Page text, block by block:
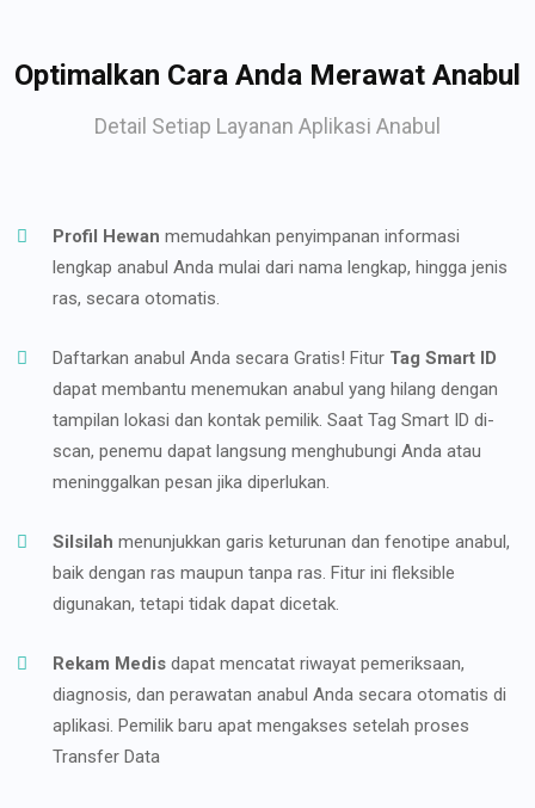
Optimalkan Cara Anda Merawat Anabul
Detail Setiap Layanan Aplikasi Anabul
Profil Hewan memudahkan penyimpanan informasi
lengkap anabul Anda mulai dari nama lengkap, hingga jenis
ras, secara otomatis.
Daftarkan anabul Anda secara Gratis! Fitur Tag Smart ID
dapat membantu menemukan anabul yang hilang dengan
tampilan lokasi dan kontak pemilik. Saat Tag Smart ID di-
scan, penemu dapat langsung menghubungi Anda atau
meninggalkan pesan jika diperlukan.
Silsilah menunjukkan garis keturunan dan fenotipe anabul,
baik dengan ras maupun tanpa ras. Fitur ini fleksible
digunakan, tetapi tidak dapat dicetak.
Rekam Medis dapat mencatat riwayat pemeriksaan,
diagnosis, dan perawatan anabul Anda secara otomatis di
aplikasi. Pemilik baru apat mengakses setelah proses
Transfer Data